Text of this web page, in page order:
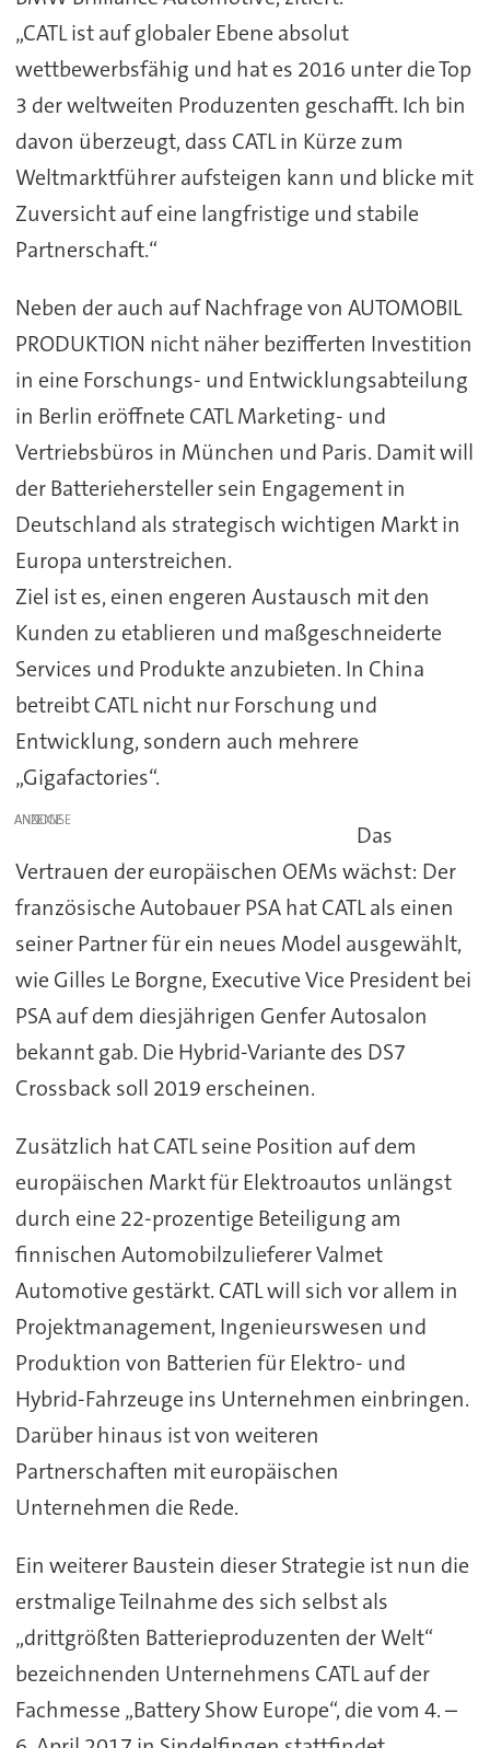
„CATL ist auf globaler Ebene absolut
wettbewerbsfähig und hat es 2016 unter die Top
3 der weltweiten Produzenten geschafft. Ich bin
davon überzeugt, dass CATL in Kürze zum
Weltmarktführer aufsteigen kann und blicke mit
Zuversicht auf eine langfristige und stabile
Partnerschaft.“
Neben der auch auf Nachfrage von AUTOMOBIL
PRODUKTION nicht näher bezifferten Investition
in eine Forschungs- und Entwicklungsabteilung
in Berlin eröffnete CATL Marketing- und
Vertriebsbüros in München und Paris. Damit will
der Batteriehersteller sein Engagement in
Deutschland als strategisch wichtigen Markt in
Europa unterstreichen.
Ziel ist es, einen engeren Austausch mit den
Kunden zu etablieren und maßgeschneiderte
Services und Produkte anzubieten. In China
betreibt CATL nicht nur Forschung und
Entwicklung, sondern auch mehrere
„Gigafactories“.
ANZEIGE
Das
Vertrauen der europäischen OEMs wächst: Der
französische Autobauer PSA hat CATL als einen
seiner Partner für ein neues Model ausgewählt,
wie Gilles Le Borgne, Executive Vice President bei
PSA auf dem diesjährigen Genfer Autosalon
bekannt gab. Die Hybrid-Variante des DS7
Crossback soll 2019 erscheinen.
Zusätzlich hat CATL seine Position auf dem
europäischen Markt für Elektroautos unlängst
durch eine 22-prozentige Beteiligung am
finnischen Automobilzulieferer Valmet
Automotive gestärkt. CATL will sich vor allem in
Projektmanagement, Ingenieurswesen und
Produktion von Batterien für Elektro- und
Hybrid-Fahrzeuge ins Unternehmen einbringen.
Darüber hinaus ist von weiteren
Partnerschaften mit europäischen
Unternehmen die Rede.
Ein weiterer Baustein dieser Strategie ist nun die
erstmalige Teilnahme des sich selbst als
„drittgrößten Batterieproduzenten der Welt“
bezeichnenden Unternehmens CATL auf der
Fachmesse „Battery Show Europe“, die vom 4. –